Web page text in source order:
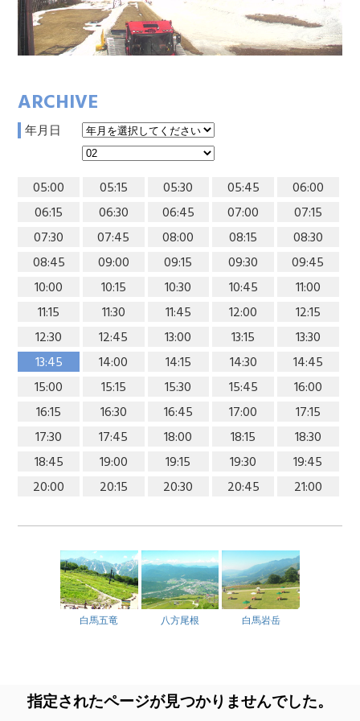
ARCHIVE
年月日
05:00 05:15 05:30 05:45
06:00
06:15
06:30 06:45 07:00
07:15
07:30
07:45 08:00 08:15
08:30
08:45
09:00 09:15 09:30
09:45
10:00
10:15 10:30 10:45
11:00
11:15
11:30 11:45 12:00
12:15
12:30
12:45 13:00 13:15
13:30
13:45
14:00 14:15 14:30
14:45
15:00
15:15 15:30 15:45
16:00
16:15
16:30 16:45 17:00
17:15
17:30
17:45 18:00 18:15
18:30
18:45
19:00 19:15 19:30
19:45
20:00
20:15 20:30 20:45 21:00
白馬五竜 八方尾根 白馬岩岳